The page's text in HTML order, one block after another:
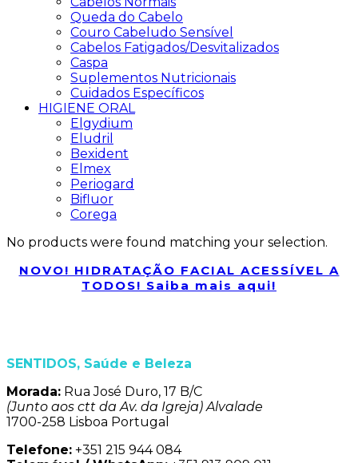
Queda do Cabelo
Couro Cabeludo Sensível
Cabelos Fatigados/Desvitalizados
Caspa
Suplementos Nutricionais
Cuidados Específicos
HIGIENE ORAL
Elgydium
Eludril
Bexident
Elmex
Periogard
Bifluor
Corega
No products were found matching your selection.
NOVO! HIDRATAÇÃO FACIAL ACESSÍVEL A
TODOS! Saiba mais aqui!
SENTIDOS, Saúde e Beleza
Morada: Rua José Duro, 17 B/C
(Junto aos ctt da Av. da Igreja) Alvalade
1700-258 Lisboa Portugal
Telefone: +351 215 944 084